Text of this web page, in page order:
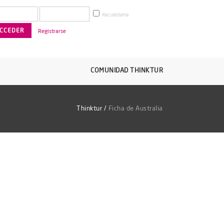
Recuérdame
Registrarse
COMUNIDAD THINKTUR
Thinktur / Ficha de Australia